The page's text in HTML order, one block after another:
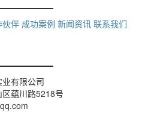
伙伴 成功案例 新闻资讯 联系我们
业有限公司
区蕴川路5218号